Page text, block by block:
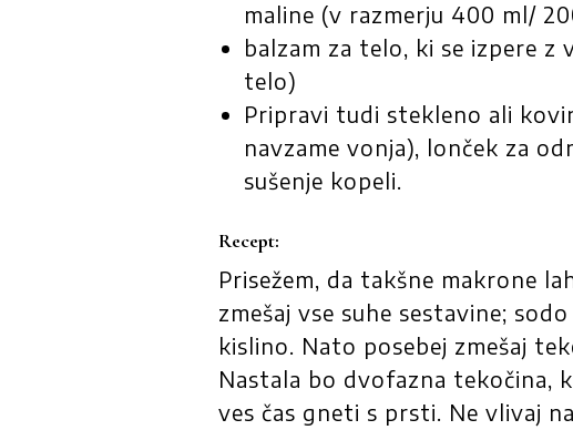
maline (v razmerju 400 ml/
balzam za telo, ki se izpere z
telo)
Pripravi tudi stekleno ali
navzame vonja), lonček za
sušenje kopeli.
Recept:
Prisežem, da takšne makrone
zmešaj vse suhe sestavine;
kislino. Nato posebej zmešaj
Nastala bo dvofazna tekočina,
ves čas gneti s prsti. Ne vlivaj